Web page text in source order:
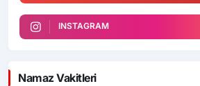
INSTAGRAM
Namaz Vakitleri